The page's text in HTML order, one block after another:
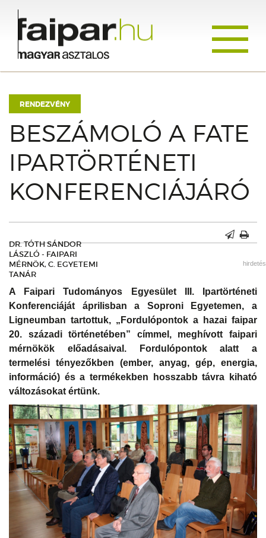
RENDEZVÉNY
BESZÁMOLÓ A FATE
IPARTÖRTÉNETI
KONFERENCIÁJÁRÓ
DR. TÓTH SÁNDOR
LÁSZLÓ - FAIPARI
MÉRNÖK, C. EGYETEMI
TANÁR
hirdetés
A Faipari Tudományos Egyesület III. Ipartörténeti
Konferenciáját áprilisban a Soproni Egyetemen, a
Ligneumban tartottuk, „Fordulópontok a hazai faipar
20. századi történetében” címmel, meghívott faipari
mérnökök előadásaival. Fordulópontok alatt a
termelési tényezőkben (ember, anyag, gép, energia,
információ) és a termékekben hosszabb távra kiható
változásokat értünk.